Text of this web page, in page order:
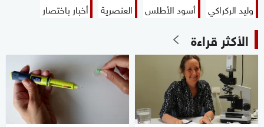
وليد الركراكي
أسود الأطلس العنصرية أخبار باختصار
الأكثر قراءة